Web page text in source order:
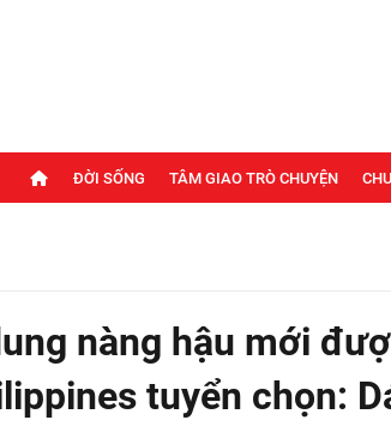
ĐỜI SỐNG TÂM GIAO TRÒ CHUYỆN
nàng hậu mới
tuyển chọn: